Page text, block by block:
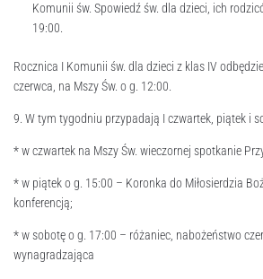
Komunii św. Spowiedź św. dla dzieci, ich
19:00.
Rocznica I Komunii św. dla dzieci z klas IV
czerwca, na Mszy Św. o g. 12:00.
9. W tym tygodniu przypadają I czwartek, piątek i
* w czwartek na Mszy Św. wieczornej spotkanie
* w piątek o g. 15:00 – Koronka do Miłosierdzia
konferencją;
* w sobotę o g. 17:00 – różaniec, nabożeństwo
wynagradzająca